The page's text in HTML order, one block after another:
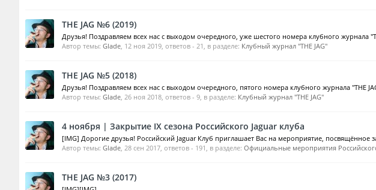
THE JAG №6 (2019)
Друзья! Поздравляем всех нас с выходом очередного, уже шестого номера клубного журнала
Автор темы: Glade, 12 ноя 2019, ответов - 21, в разделе: Клубный журнал "THE JAG"
THE JAG №5 (2018)
Друзья! Поздравляем всех нас с выходом очередного, пятого номера клубного журнала "THE
Автор темы: Glade, 26 ноя 2018, ответов - 9, в разделе: Клубный журнал "THE JAG"
4 ноября | Закрытие IX сезона Российского Jaguar клуба
[IMG] Дорогие друзья! Российский Jaguar Клуб приглашает Вас на мероприятие, посвящённое
Автор темы: Glade, 28 сен 2017, ответов - 191, в разделе: Официальные мероприятия
THE JAG №3 (2017)